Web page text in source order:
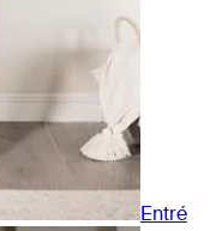
Entré